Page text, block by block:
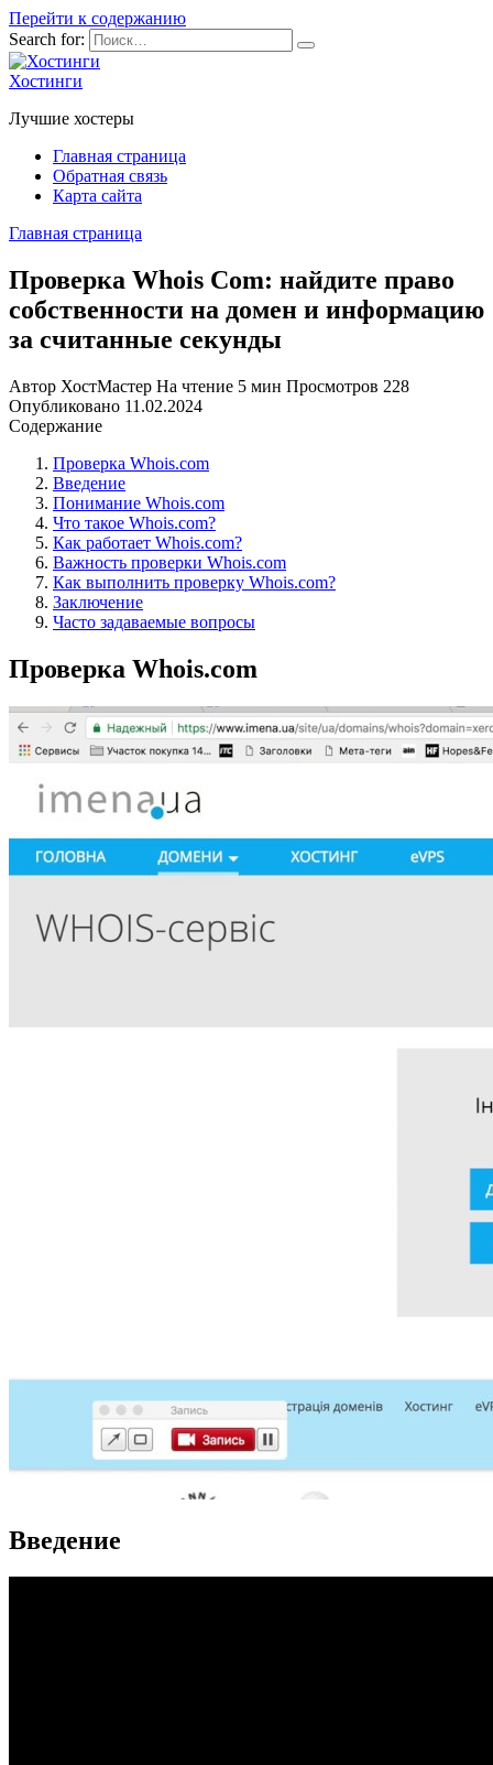
Перейти к содержанию
Search for:
Хостинги
Лучшие хостеры
Главная страница
Обратная связь
Карта сайта
Главная страница
Проверка Whois Com: найдите право
собственности на домен и информацию
за считанные секунды
Автор ХостМастер На чтение 5 мин Просмотров 228
Опубликовано 11.02.2024
Содержание
Проверка Whois.com
Введение
Понимание Whois.com
Что такое Whois.com?
Как работает Whois.com?
Важность проверки Whois.com
Как выполнить проверку Whois.com?
Заключение
Часто задаваемые вопросы
Проверка Whois.com
Введение